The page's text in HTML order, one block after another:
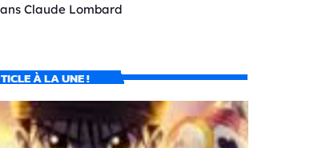
Claude Lombard
À LA UNE !